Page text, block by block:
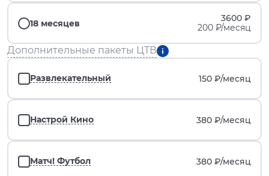
18 месяцев
3600 ₽
200 ₽/месяц
Дополнительные пакеты ЦТВ
Развлекательный 150 ₽/месяц
Настрой Кино 380 ₽/месяц
Матч! Футбол 380 ₽/месяц